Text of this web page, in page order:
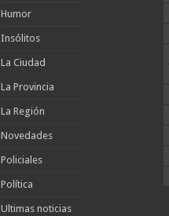
Humor
Insólitos
La Ciudad
La Provincia
La Región
Novedades
Policiales
Política
Ultimas noticias